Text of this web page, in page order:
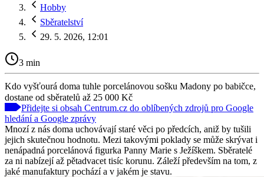
Hobby
Sběratelství
29. 5. 2026, 12:01
3 min
Kdo vyšťourá doma tuhle porcelánovou sošku Madony po babičce,
dostane od sběratelů až 25 000 Kč
Přidejte si obsah Centrum.cz do oblíbených zdrojů pro Google
hledání a Google zprávy
Mnozí z nás doma uchovávají staré věci po předcích, aniž by tušili
jejich skutečnou hodnotu. Mezi takovými poklady se může skrývat i
nenápadná porcelánová figurka Panny Marie s Ježíškem. Sběratelé
za ni nabízejí až pětadvacet tisíc korunu. Záleží především na tom, z
jaké manufaktury pochází a v jakém je stavu.